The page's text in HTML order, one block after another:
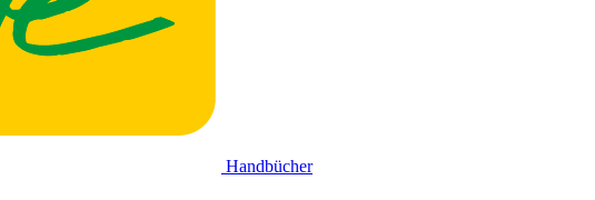
Handbücher